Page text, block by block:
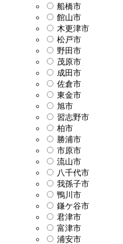
船橋市
館山市
木更津市
松戸市
野田市
茂原市
成田市
佐倉市
東金市
旭市
習志野市
柏市
勝浦市
市原市
流山市
八千代市
我孫子市
鴨川市
鎌ケ谷市
君津市
富津市
浦安市